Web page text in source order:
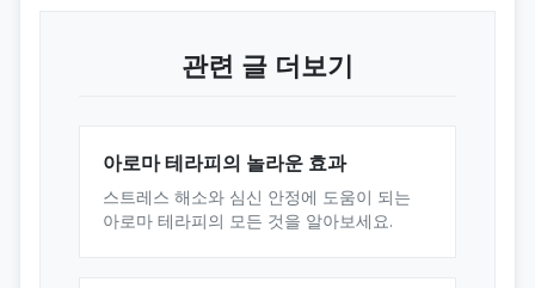
관련 글 더보기
아로마 테라피의 놀라운 효과
스트레스 해소와 심신 안정에 도움이 되는
아로마 테라피의 모든 것을 알아보세요.